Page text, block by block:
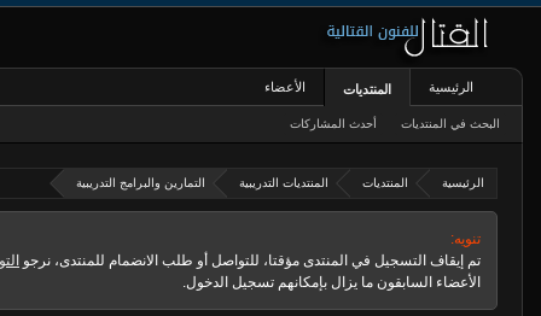
الرئيسية المنتديات المنتديات التدريبية التمارين والبرامج التدريبية
تنويه:
تم إيقاف التسجيل في المنتدى مؤقتا، للتواصل أو طلب الانضمام للمنتدى، نرجو
الأعضاء السابقون ما يزال بإمكانهم تسجيل الدخول.
الرئيسية المنتديات
البحث في المنتديات أحدث المشاركات
الأعضاء